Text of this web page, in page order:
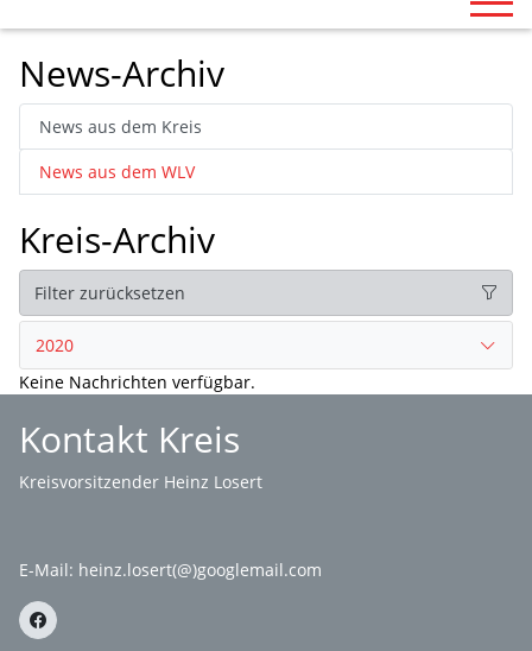
News-Archiv
News aus dem Kreis
News aus dem WLV
Kreis-Archiv
Filter zurücksetzen
2020
Keine Nachrichten verfügbar.
Kontakt Kreis
Kreisvorsitzender Heinz Losert
E-Mail: heinz.losert(@)googlemail.com